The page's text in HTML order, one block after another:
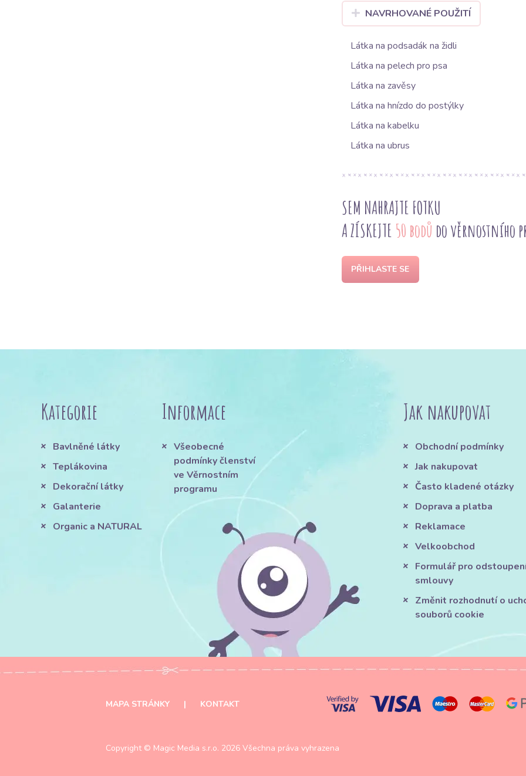
NAVRHOVANÉ POUŽITÍ
Látka na podsadák na židli
Látka na pelech pro psa
Látka na zavěsy
Látka na hnízdo do postýlky
Látka na kabelku
Látka na ubrus
SEM NAHRAJTE FOTKU
A ZÍSKEJTE 50 bodů do věrnostního
PŘIHLASTE SE
Kategorie
Bavlněné látky
Teplákovina
Dekorační látky
Galanterie
Organic a NATURAL
Informace
Všeobecné
podmínky členství
ve Věrnostním
programu
Jak nakupovat
Obchodní podmínky
Jak nakupovat
Často kladené otázky
Doprava a platba
Reklamace
Velkoobchod
Formulář pro
smlouvy
Změnit rozhodnutí o
souborů cookie
MAPA STRÁNKY | KONTAKT
Copyright © Magic Media s.r.o. 2026 Všechna práva vyhrazena